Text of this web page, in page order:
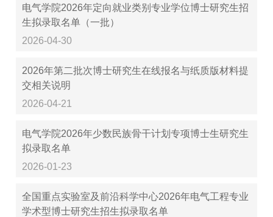
电气学院2026年定向就业类别专业学位博士研究生招
生拟录取名单（一批）
2026-04-30
2026年第二批次博士研究生在线报名与纸质版材料提
交相关说明
2026-04-21
电气学院2026年少数民族骨干计划专项博士生研究生
拟录取名单
2026-01-23
全国重点实验室及前沿科学中心2026年电气工程专业
学术型博士研究生招生拟录取名单